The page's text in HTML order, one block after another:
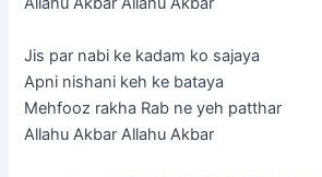
Jis par nabi ke kadam ko sajaya
Apni nishani keh ke bataya
Mehfooz rakha Rab ne yeh patthar
Allahu Akbar Allahu Akbar